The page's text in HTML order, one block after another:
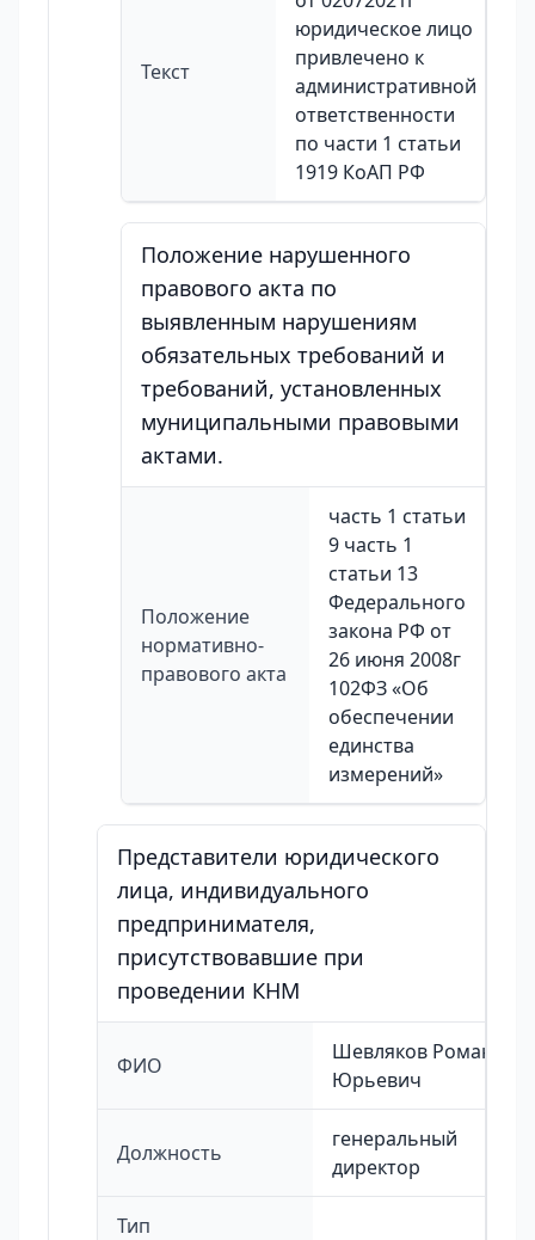
Текст
юридическое лицо
привлечено к
административной
ответственности
по части 1 статьи
1919 КоАП РФ
Положение нарушенного
правового акта по
выявленным нарушениям
обязательных требований и
требований, установленных
муниципальными правовыми
актами.
Положение
нормативно-
правового акта
часть 1 статьи
9 часть 1
статьи 13
Федерального
закона РФ от
26 июня 2008г
102ФЗ «Об
обеспечении
единства
измерений»
Представители юридического
лица, индивидуального
предпринимателя,
присутствовавшие при
проведении КНМ
ФИО
Шевляков Роман
Юрьевич
Должность
генеральный
директор
Тип